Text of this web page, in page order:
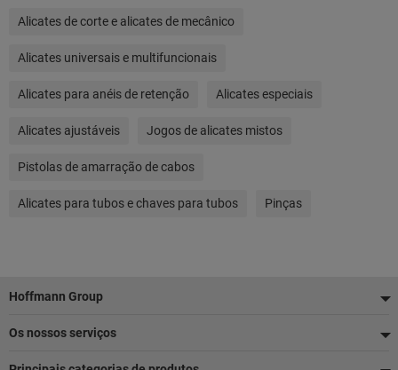
Alicates de corte e alicates de mecânico
Alicates universais e multifuncionais
Alicates para anéis de retenção Alicates especiais
Alicates ajustáveis Jogos de alicates mistos
Pistolas de amarração de cabos
Alicates para tubos e chaves para tubos Pinças
Rodapé
Hoffmann Group
Os nossos serviços